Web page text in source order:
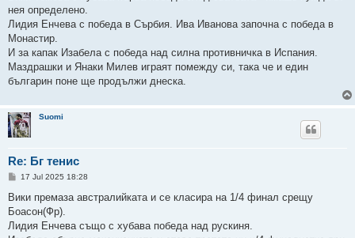
нея определено.
Лидия Енчева с победа в Сърбия. Ива Иванова започна с победа в
Монастир.
И за капак Изабела с победа над силна противничка в Испания.
Маздрашки и Янаки Милев играят помежду си, така че и един
българин поне ще продължи днеска.
Suomi
Re: Бг тенис
P
s
17 Jul 2025 18:28
Вики премаза австралийката и се класира на 1/4 финал срещу
Боaсон(Фр).
Лидия Енчева също с хубава победа над рускиня.